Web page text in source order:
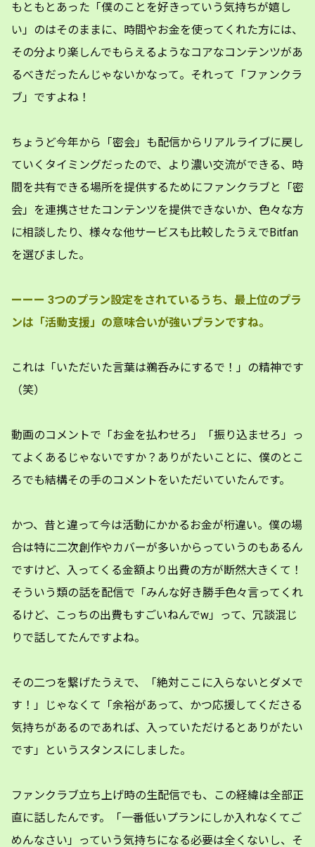
もともとあった「僕のことを好きっていう気持ちが嬉し
い」のはそのままに、時間やお金を使ってくれた方には、
その分より楽しんでもらえるようなコアなコンテンツがあ
るべきだったんじゃないかなって。それって「ファンクラ
ブ」ですよね！
ちょうど今年から「密会」も配信からリアルライブに戻し
ていくタイミングだったので、より濃い交流ができる、時
間を共有できる場所を提供するためにファンクラブと「密
会」を連携させたコンテンツを提供できないか、色々な方
に相談したり、様々な他サービスも比較したうえでBitfan
を選びました。
ーーー 3つのプラン設定をされているうち、最上位のプラ
ンは「活動支援」の意味合いが強いプランですね。
これは「いただいた言葉は鵜呑みにするで！」の精神です
（笑）
動画のコメントで「お金を払わせろ」「振り込ませろ」っ
てよくあるじゃないですか？ありがたいことに、僕のとこ
ろでも結構その手のコメントをいただいていたんです。
かつ、昔と違って今は活動にかかるお金が桁違い。僕の場
合は特に二次創作やカバーが多いからっていうのもあるん
ですけど、入ってくる金額より出費の方が断然大きくて！
そういう類の話を配信で「みんな好き勝手色々言ってくれ
るけど、こっちの出費もすごいねんでw」って、冗談混じ
りで話してたんですよね。
その二つを繋げたうえで、「絶対ここに入らないとダメで
す！」じゃなくて「余裕があって、かつ応援してくださる
気持ちがあるのであれば、入っていただけるとありがたい
です」というスタンスにしました。
ファンクラブ立ち上げ時の生配信でも、この経緯は全部正
直に話したんです。「一番低いプランにしか入れなくてご
めんなさい」っていう気持ちになる必要は全くないし、そ